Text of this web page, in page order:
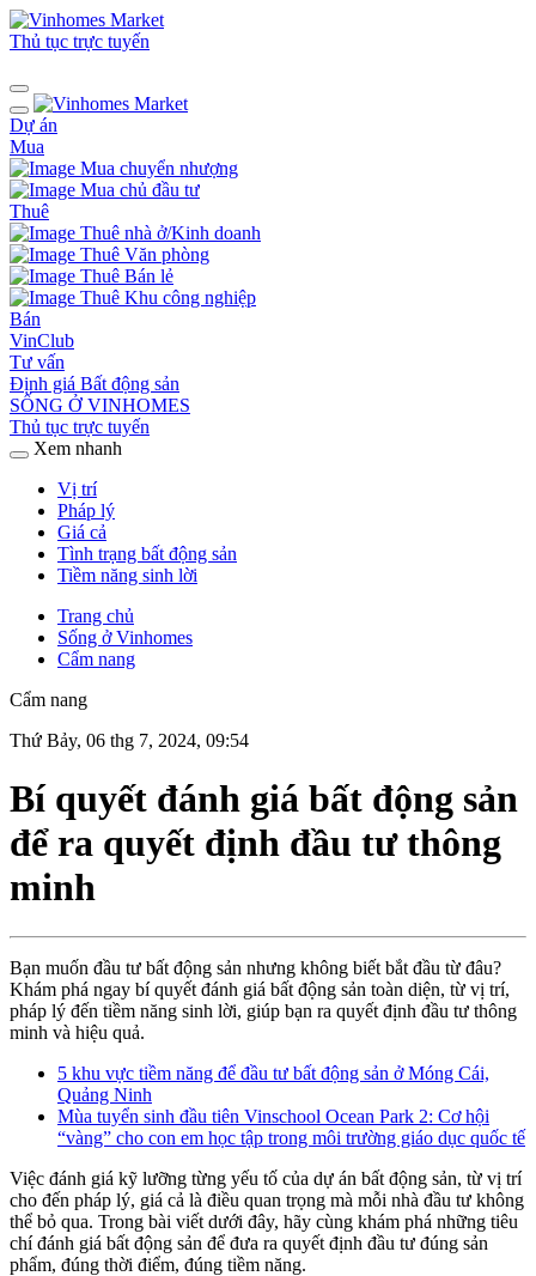
Thủ tục trực tuyến
Dự án
Mua
Mua chuyển nhượng
Mua chủ đầu tư
Thuê
Thuê nhà ở/Kinh doanh
Thuê Văn phòng
Thuê Bán lẻ
Thuê Khu công nghiệp
Bán
VinClub
Tư vấn
Định giá Bất động sản
SỐNG Ở VINHOMES
Thủ tục trực tuyến
Xem nhanh
Vị trí
Pháp lý
Giá cả
Tình trạng bất động sản
Tiềm năng sinh lời
Trang chủ
Sống ở Vinhomes
Cẩm nang
Cẩm nang
Thứ Bảy, 06 thg 7, 2024, 09:54
Bí quyết đánh giá bất động sản
để ra quyết định đầu tư thông
minh
Bạn muốn đầu tư bất động sản nhưng không biết bắt đầu từ đâu?
Khám phá ngay bí quyết đánh giá bất động sản toàn diện, từ vị trí,
pháp lý đến tiềm năng sinh lời, giúp bạn ra quyết định đầu tư thông
minh và hiệu quả.
5 khu vực tiềm năng để đầu tư bất động sản ở Móng Cái,
Quảng Ninh
Mùa tuyển sinh đầu tiên Vinschool Ocean Park 2: Cơ hội
“vàng” cho con em học tập trong môi trường giáo dục quốc tế
Việc đánh giá kỹ lưỡng từng yếu tố của dự án bất động sản, từ vị trí
cho đến pháp lý, giá cả là điều quan trọng mà mỗi nhà đầu tư không
thể bỏ qua. Trong bài viết dưới đây, hãy cùng khám phá những tiêu
chí đánh giá bất động sản để đưa ra quyết định đầu tư đúng sản
phẩm, đúng thời điểm, đúng tiềm năng.